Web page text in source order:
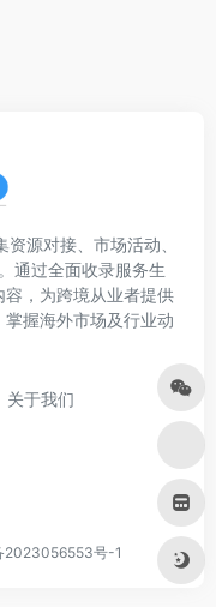
源对接、市场活动、
通过全面收录服务生
，为跨境从业者提供
握海外市场及行业动
关于我们
2023056553号-1